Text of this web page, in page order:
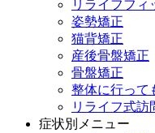
リライフフィ
姿勢矯正
猫背矯正
産後骨盤矯正
骨盤矯正
整体に行って
リライフ式訪
症状別メニュー